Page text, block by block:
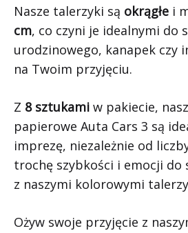
Nasze talerzyki są okrągłe i
cm, co czyni je idealnymi do
urodzinowego, kanapek czy
na Twoim przyjęciu.
Z 8 sztukami w pakiecie,
papierowe Auta Cars 3 są
imprezę, niezależnie od
trochę szybkości i emocji do
z naszymi kolorowymi
Ożyw swoje przyjęcie z